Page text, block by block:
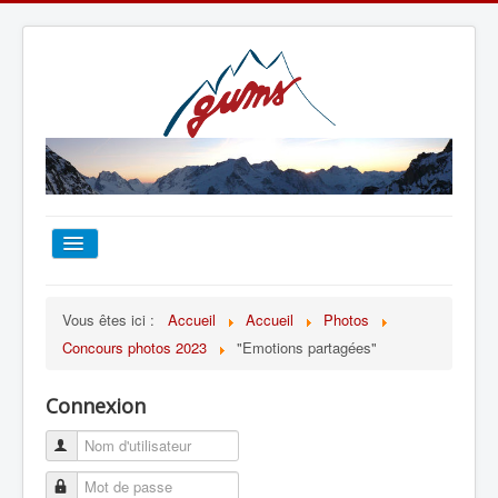
TOUT SUR LE GUMS
ESCALADE
ALPINISME
Vous êtes ici : Accueil Accueil
Photos
Concours photos 2023
"Emotions partagées"
Connexion